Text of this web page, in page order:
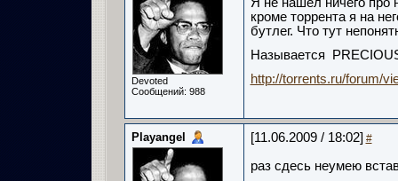
Devoted
Сообщений: 988
кроме торрента я на
бутлег. Что тут
Называется
http://torrents.ru/forum/
Playangel [11.06.2009 / 18:02] #
раз сдесь неумею